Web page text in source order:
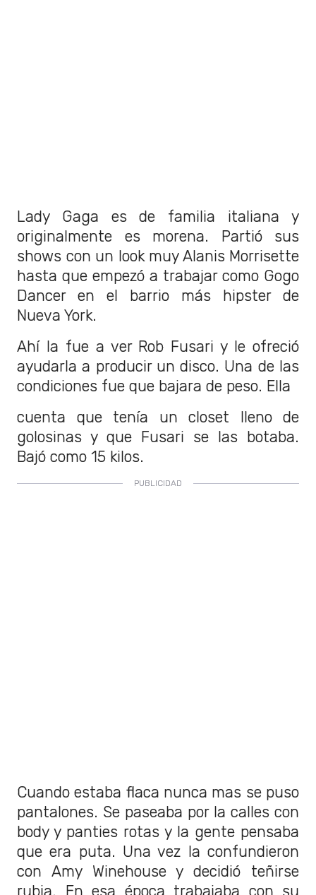
Lady Gaga es de familia italiana y
originalmente es morena. Partió sus
shows con un look muy Alanis Morrisette
hasta que empezó a trabajar como Gogo
Dancer en el barrio más hipster de
Nueva York.
Ahí la fue a ver Rob Fusari y le ofreció
ayudarla a producir un disco. Una de las
condiciones fue que bajara de peso. Ella
cuenta que tenía un closet lleno de
golosinas y que Fusari se las botaba.
Bajó como 15 kilos.
Cuando estaba flaca nunca mas se puso
pantalones. Se paseaba por la calles con
body y panties rotas y la gente pensaba
que era puta. Una vez la confundieron
con Amy Winehouse y decidió teñirse
rubia. En esa época trabajaba con su